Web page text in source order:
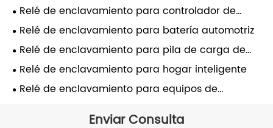
Relé de enclavamiento para controlador de
bomba de agua
Relé de enclavamiento para batería automotriz
Relé de enclavamiento para pila de carga de
automóviles
Relé de enclavamiento para hogar inteligente
Relé de enclavamiento para equipos de
Enviar Consulta